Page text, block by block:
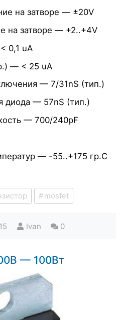
на затворе — ±20V
на затворе — +2..+4V
0,1 uA
— < 25 uA
— 7/31nS (тип.)
диода — 57nS (тип.)
— 700/240pF
— -55..+175 гр.C
mosfet
Ivan 0
— 100Вт